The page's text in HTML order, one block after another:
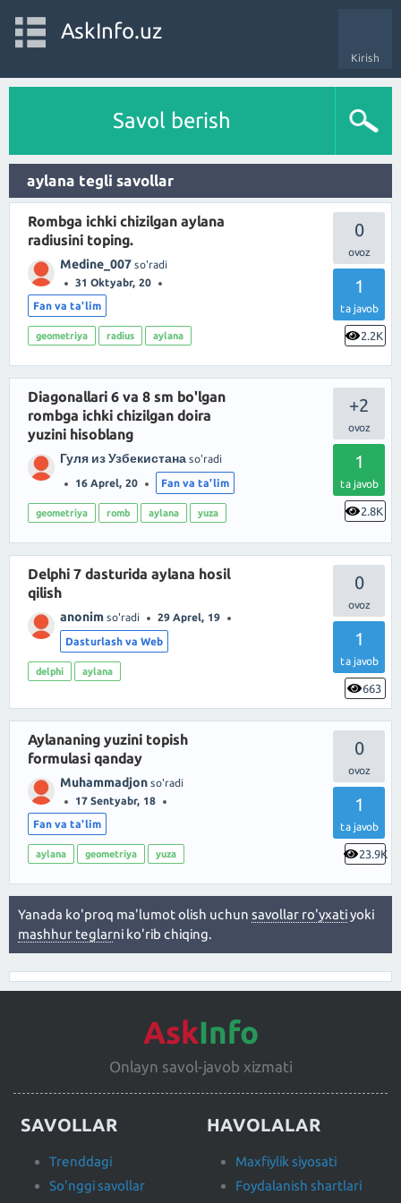
Kirish
AskInfo.uz
Savol berish
aylana tegli savollar
0
1
ta javob
2.2K
Rombga ichki chizilgan aylana
radiusini toping.
Medine_007 so'radi
31 Oktyabr, 20
Fan va ta'lim
geometriya radius aylana
+2
1
ta javob
2.8K
Diagonallari 6 va 8 sm bo'lgan
rombga ichki chizilgan doira
yuzini hisoblang
Гуля из Узбекистана so'radi
16 Aprel, 20 Fan va ta'lim
geometriya romb aylana yuza
0
1
ta javob
663
Delphi 7 dasturida aylana hosil
qilish
anonim so'radi 29 Aprel, 19
Dasturlash va Web
delphi aylana
0
1
ta javob
23.9K
Aylananing yuzini topish
formulasi qanday
Muhammadjon so'radi
17 Sentyabr, 18
Fan va ta'lim
aylana geometriya yuza
Yanada ko'proq ma'lumot olish uchun savollar ro'yxatiyoki
mashhur teglarni ko'rib chiqing.
AskInfo
Onlayn savol-javob xizmati
SAVOLLAR
Trenddagi
So'nggi savollar
HAVOLALAR
Maxfiylik siyosati
Foydalanish shartlari